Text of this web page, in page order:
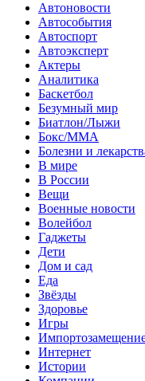
Автоновости
Автособытия
Автоспорт
Автоэксперт
Актеры
Аналитика
Баскетбол
Безумный мир
Биатлон/Лыжи
Бокс/MMA
Болезни и
В мире
В России
Вещи
Военные новости
Волейбол
Гаджеты
Дети
Дом и сад
Еда
Звёзды
Здоровье
Игры
Интернет
Истории